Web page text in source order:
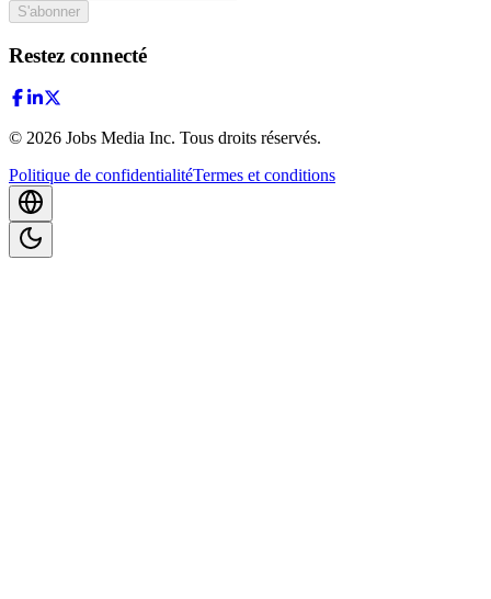
S'abonner
Restez connecté
© 2026 Jobs Media Inc. Tous droits réservés.
Politique de confidentialitéTermes et conditions